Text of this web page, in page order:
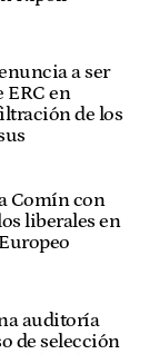
a ser
ERC en
de los
Comín con
liberales en
auditoría
de selección